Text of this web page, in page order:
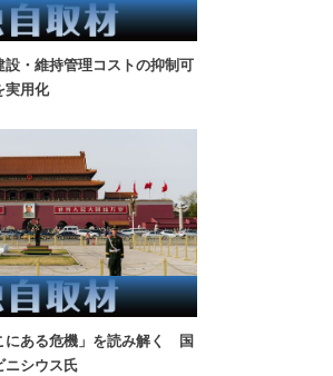
設・維持管理コストの抑制可
実用化
にある危機」を読み解く 国
ニシウス氏